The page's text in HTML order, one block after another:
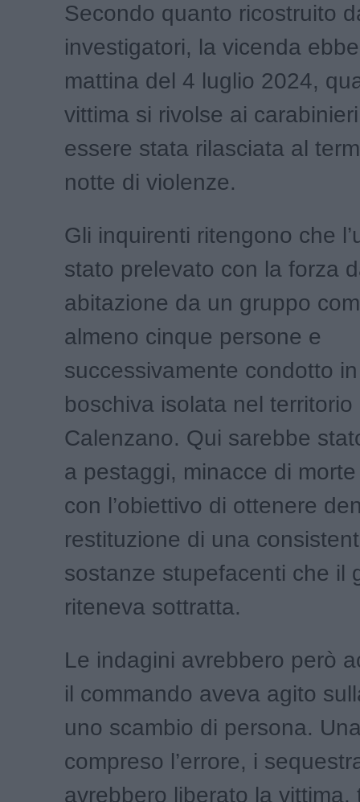
Secondo quanto ricostruito
investigatori, la vicenda
mattina del 4 luglio 2024,
vittima si rivolse ai
essere stata rilasciata al
notte di violenze.
Gli inquirenti ritengono che
stato prelevato con la forza
abitazione da un gruppo
almeno cinque persone e
successivamente condotto
boschiva isolata nel territorio
Calenzano. Qui sarebbe
a pestaggi, minacce di
con l’obiettivo di ottenere
restituzione di una
sostanze stupefacenti che il
riteneva sottratta.
Le indagini avrebbero però
il commando aveva agito
uno scambio di persona.
compreso l’errore, i
avrebbero liberato la vittima,